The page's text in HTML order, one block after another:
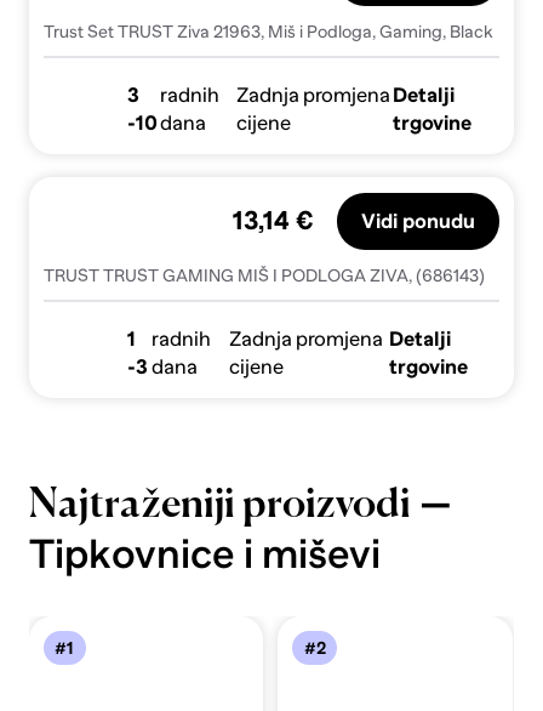
Trust Set TRUST Ziva 21963, Miš i Podloga, Gaming, Black
3
-10
radnih
dana
Zadnja promjena
cijene
Detalji
trgovine
TRUST TRUST GAMING MIŠ I PODLOGA ZIVA, (686143)
13,14 € Vidi ponudu
1
-3
radnih
dana
Zadnja promjena
cijene
Detalji
trgovine
Najtraženiji proizvodi —
Tipkovnice i miševi
#1 #2